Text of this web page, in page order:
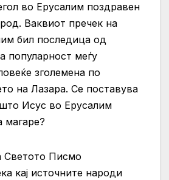
во Ерусалим поздравен
Ваквиот пречек на
бил последица од
популарност меѓу
зголемена по
на Лазара. Се поставува
Исус во Ерусалим
магаре?
Светото Писмо
кај источните народи